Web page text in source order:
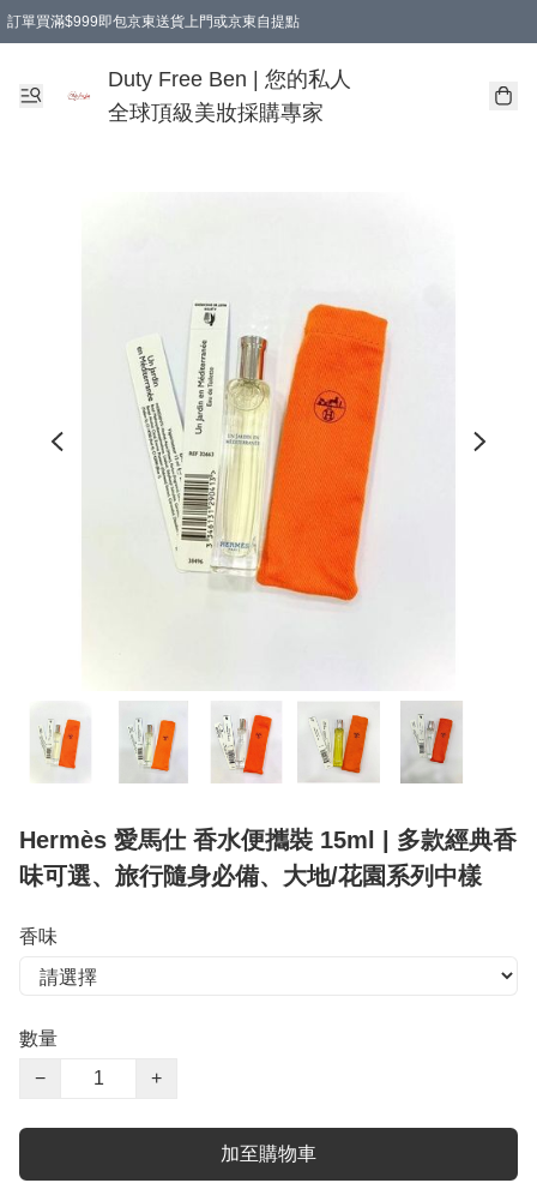
訂單買滿$999即包京東送貨上門或京東自提點
Duty Free Ben | 您的私人
全球頂級美妝採購專家
Hermès 愛馬仕 香水便攜裝 15ml | 多款經典香
味可選、旅行隨身必備、大地/花園系列中樣
香味
數量
−
+
加至購物車